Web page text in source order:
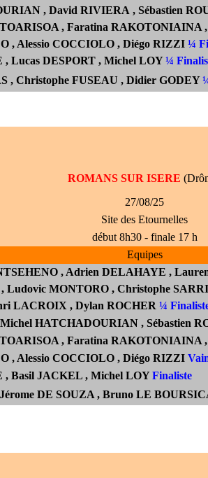
, David RIVIERA , Sébastien
, Faratina RAKOTONIAINA
, Alessio COCCIOLO , Diégo RIZZI ¼
Lucas DESPORT , Michel LOY¼
, Christophe FUSEAU , Didier GODEY
ROMANS SUR ISERE
27/08/25
Site des Etournelles
début 8h30 - finale 17 h
Equipes
, Adrien DELAHAYE ,
Ludovic MONTORO , Christophe
LACROIX , Dylan ROCHER ¼
HATCHADOURIAN , Sébastien
, Faratina RAKOTONIAINA
, Alessio COCCIOLO , Diégo RIZZI
Basil JACKEL , Michel LOYFinaliste
DE SOUZA , Bruno LE